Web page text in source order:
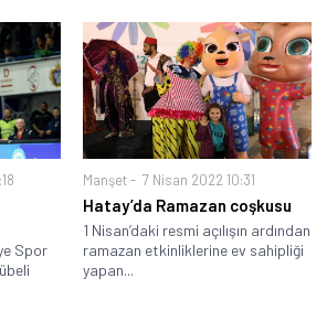
Spor
Manşet 7 Nisan 2022 10:31
Hatay’da Ramazan coşkusu
1 Nisan’daki resmi açılışın ardından
ramazan etkinliklerine ev sahipliği
yapan...